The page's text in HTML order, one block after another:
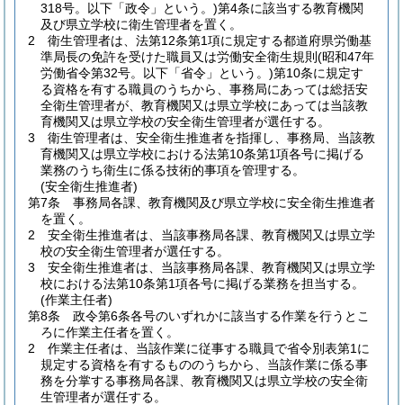
318号。以下「政令」という。)第4条に該当する教育機関
及び県立学校に衛生管理者を置く。
2
衛生管理者は、法第12条第1項に規定する都道府県労働基
準局長の免許を受けた職員又は労働安全衛生規則 (昭和47年
労働省令第32号。以下「省令」という。)第10条に規定す
る資格を有する職員のうちから、事務局にあっては総括安
全衛生管理者が、教育機関又は県立学校にあっては当該教
育機関又は県立学校の安全衛生管理者が選任する。
3
衛生管理者は、安全衛生推進者を指揮し、事務局、当該教
育機関又は県立学校における法第10条第1項各号に掲げる
業務のうち衛生に係る技術的事項を管理する。
(安全衛生推進者)
第7条
事務局各課、教育機関及び県立学校に安全衛生推進者
を置く。
2
安全衛生推進者は、当該事務局各課、教育機関又は県立学
校の安全衛生管理者が選任する。
3
安全衛生推進者は、当該事務局各課、教育機関又は県立学
校における法第10条第1項各号に掲げる業務を担当する。
(作業主任者)
第8条
政令第6条各号のいずれかに該当する作業を行うとこ
ろに作業主任者を置く。
2
作業主任者は、当該作業に従事する職員で省令別表第1に
規定する資格を有するもののうちから、当該作業に係る事
務を分掌する事務局各課、教育機関又は県立学校の安全衛
生管理者が選任する。